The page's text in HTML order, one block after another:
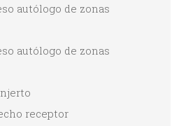
autólogo de zonas
autólogo de zonas
receptor